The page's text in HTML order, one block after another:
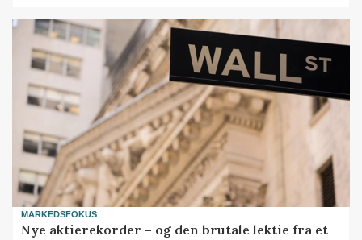
MARKEDSFOKUS
Nye aktierekorder – og den brutale lektie fra et